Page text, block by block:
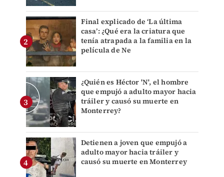
Final explicado de ‘La última
casa’: ¿Qué era la criatura que
tenía atrapada a la familia en la
película de Ne
¿Quién es Héctor 'N', el hombre
que empujó a adulto mayor hacia
tráiler y causó su muerte en
Monterrey?
Detienen a joven que empujó a
adulto mayor hacia tráiler y
causó su muerte en Monterrey